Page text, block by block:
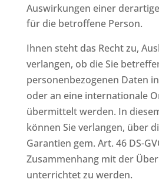
Auswirkungen einer
für die betroffene Person.
Ihnen steht das Recht zu,
verlangen, ob die Sie
personenbezogenen Daten
oder an eine internationale
übermittelt werden. In
können Sie verlangen, über
Garantien gem. Art. 46 DS-
Zusammenhang mit der
unterrichtet zu werden.